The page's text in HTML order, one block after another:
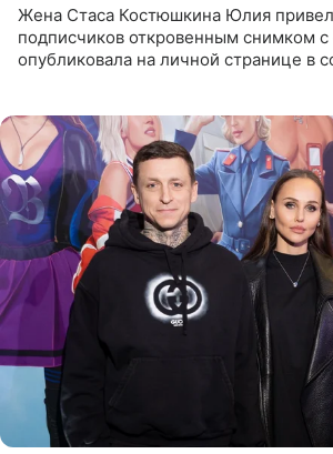
Жена Стаса Костюшкина Юлия
подписчиков откровенным снимком с
опубликовала на личной странице в